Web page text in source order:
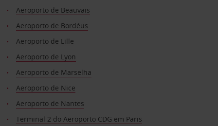
Aeroporto de Beauvais
Aeroporto de Bordéus
Aeroporto de Lille
Aeroporto de Lyon
Aeroporto de Marselha
Aeroporto de Nice
Aeroporto de Nantes
Terminal 2 do Aeroporto CDG em Paris